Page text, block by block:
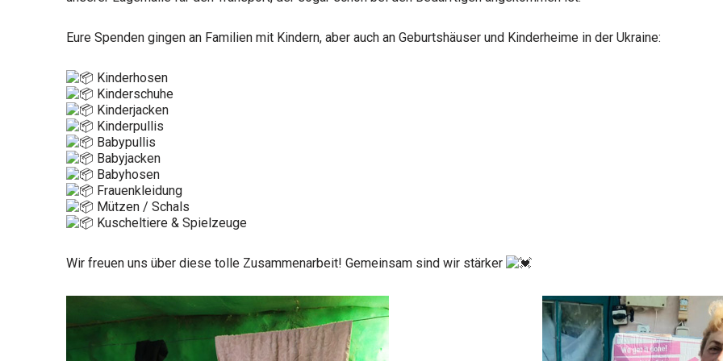
Eure Spenden gingen an Familien mit Kindern, aber auch an Geburtshäuser und Kinderheime in der Ukraine:
Kinderhosen
Kinderschuhe
Kinderjacken
Kinderpullis
Babypullis
Babyjacken
Babyhosen
Frauenkleidung
Mützen / Schals
Kuscheltiere & Spielzeuge
Wir freuen uns über diese tolle Zusammenarbeit! Gemeinsam sind wir stärker